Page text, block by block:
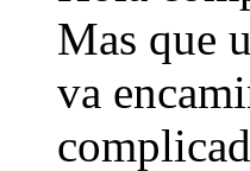
Mas que
va